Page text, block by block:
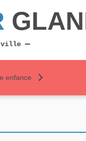
ville
enfance